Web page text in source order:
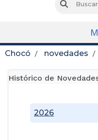
Buscar
Chocó novedades
Histórico de
2026